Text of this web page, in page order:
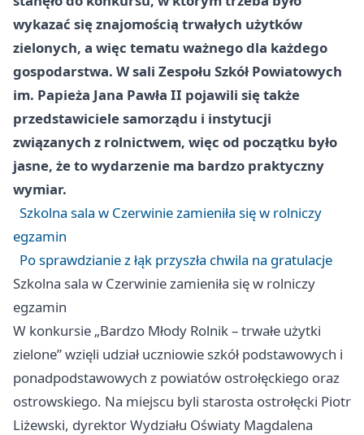
wykazać się znajomością trwałych użytków
zielonych, a więc tematu ważnego dla każdego
gospodarstwa. W sali Zespołu Szkół Powiatowych
im. Papieża Jana Pawła II pojawili się także
przedstawiciele samorządu i instytucji
związanych z rolnictwem, więc od początku było
jasne, że to wydarzenie ma bardzo praktyczny
wymiar.
Szkolna sala w Czerwinie zamieniła się w rolniczy
egzamin
Po sprawdzianie z łąk przyszła chwila na gratulacje
Szkolna sala w Czerwinie zamieniła się w rolniczy
egzamin
W konkursie „Bardzo Młody Rolnik – trwałe użytki
zielone” wzięli udział uczniowie szkół podstawowych i
ponadpodstawowych z powiatów ostrołęckiego oraz
ostrowskiego. Na miejscu byli starosta ostrołęcki Piotr
Liżewski, dyrektor Wydziału Oświaty Magdalena